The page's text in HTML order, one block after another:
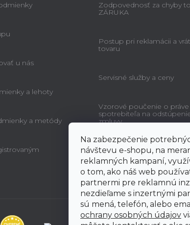
Na zabezpečenie
návštevu e-shopu, na
reklamných kampaní,
o tom, ako náš web
partnermi pre reklamnú
nezdieľame s inzertnými
sú mená, telefón, alebo
ochrany osobných údajov
u nás
a lehoty
a metódy
Zodpovednosť za chyby
ZÁRUKA
Postup pri reklamácii a
tovaru
Servisné služby a ceny
Vzorové poučenie o práve
spotrebiteľa na
zmluvy